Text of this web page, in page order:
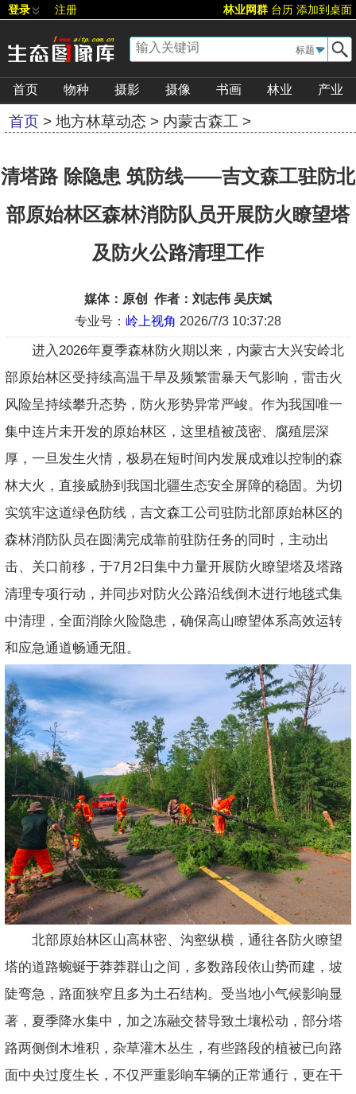
登录 注册 林业网群 台历 添加到桌面
▼
首页 物种 摄影 摄像 书画 林业 产业
首页 > 地方林草动态 > 内蒙古森工 >
清塔路 除隐患 筑防线——吉文森工驻防北
部原始林区森林消防队员开展防火瞭望塔
及防火公路清理工作
媒体：原创 作者：刘志伟 吴庆斌
专业号： 岭上视角 2026/7/3 10:37:28
进入2026年夏季森林防火期以来，内蒙古大兴安岭北
部原始林区受持续高温干旱及频繁雷暴天气影响，雷击火
风险呈持续攀升态势，防火形势异常严峻。作为我国唯一
集中连片未开发的原始林区，这里植被茂密、腐殖层深
厚，一旦发生火情，极易在短时间内发展成难以控制的森
林大火，直接威胁到我国北疆生态安全屏障的稳固。为切
实筑牢这道绿色防线，吉文森工公司驻防北部原始林区的
森林消防队员在圆满完成靠前驻防任务的同时，主动出
击、关口前移，于7月2日集中力量开展防火瞭望塔及塔路
清理专项行动，并同步对防火公路沿线倒木进行地毯式集
中清理，全面消除火险隐患，确保高山瞭望体系高效运转
和应急通道畅通无阻。
北部原始林区山高林密、沟壑纵横，通往各防火瞭望
塔的道路蜿蜒于莽莽群山之间，多数路段依山势而建，坡
陡弯急，路面狭窄且多为土石结构。受当地小气候影响显
著，夏季降水集中，加之冻融交替导致土壤松动，部分塔
路两侧倒木堆积，杂草灌木丛生，有些路段的植被已向路
面中央过度生长，不仅严重影响车辆的正常通行，更在干